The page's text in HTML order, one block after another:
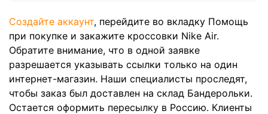
Создайте аккаунт, перейдите во вкладку Помощь
при покупке и закажите кроссовки Nike Air.
Обратите внимание, что в одной заявке
разрешается указывать ссылки только на один
интернет-магазин. Наши специалисты проследят,
чтобы заказ был доставлен на склад Бандерольки.
Остается оформить пересылку в Россию. Клиенты